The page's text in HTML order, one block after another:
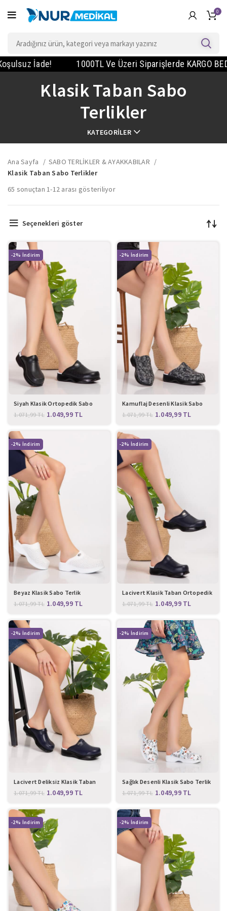
0
İade! 1000TL Ve Üzeri Siparişlerde KARGO
Klasik Taban Sabo
Terlikler
KATEGORILER
Ana Sayfa
SABO TERLİKLER & AYAKKABILAR
Klasik Taban Sabo Terlikler
65 sonuçtan 1-12 arası gösteriliyor
Seçenekleri göster
-2%
Siyah Klasik Ortopedik Sabo
1.071,99TL 1.049,99 TL
-2%
Kamuflaj Desenli Klasik Sabo
1.071,99TL 1.049,99 TL
-2%
Beyaz Klasik Sabo Terlik
1.071,99TL 1.049,99 TL
-2%
Lacivert Klasik Taban Ortopedik
1.071,99TL 1.049,99 TL
-2%
Lacivert Deliksiz Klasik Taban
Bayan Ortopedik Sabo Terlik 103
1.071,99TL 1.049,99 TL
-2%
Sağlık Desenli Klasik Sabo Terlik
1.071,99TL 1.049,99 TL
-2% -2%